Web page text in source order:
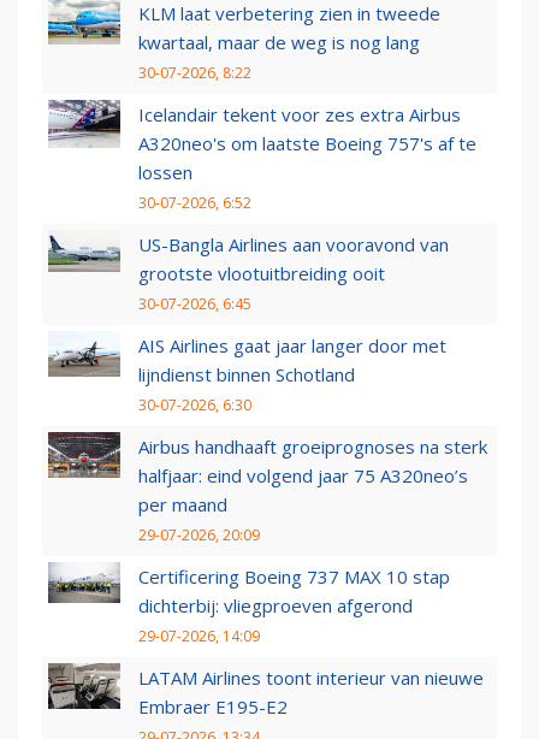
KLM laat verbetering zien in tweede
kwartaal, maar de weg is nog lang
30-07-2026, 8:22
Icelandair tekent voor zes extra Airbus
A320neo's om laatste Boeing 757's af te
lossen
30-07-2026, 6:52
US-Bangla Airlines aan vooravond van
grootste vlootuitbreiding ooit
30-07-2026, 6:45
AIS Airlines gaat jaar langer door met
lijndienst binnen Schotland
30-07-2026, 6:30
Airbus handhaaft groeiprognoses na sterk
halfjaar: eind volgend jaar 75 A320neo’s
per maand
29-07-2026, 20:09
Certificering Boeing 737 MAX 10 stap
dichterbij: vliegproeven afgerond
29-07-2026, 14:09
LATAM Airlines toont interieur van nieuwe
Embraer E195-E2